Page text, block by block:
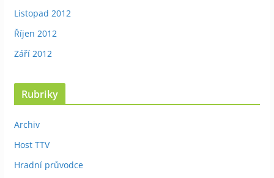
Listopad 2012
Říjen 2012
Září 2012
Rubriky
Archiv
Host TTV
Hradní průvodce